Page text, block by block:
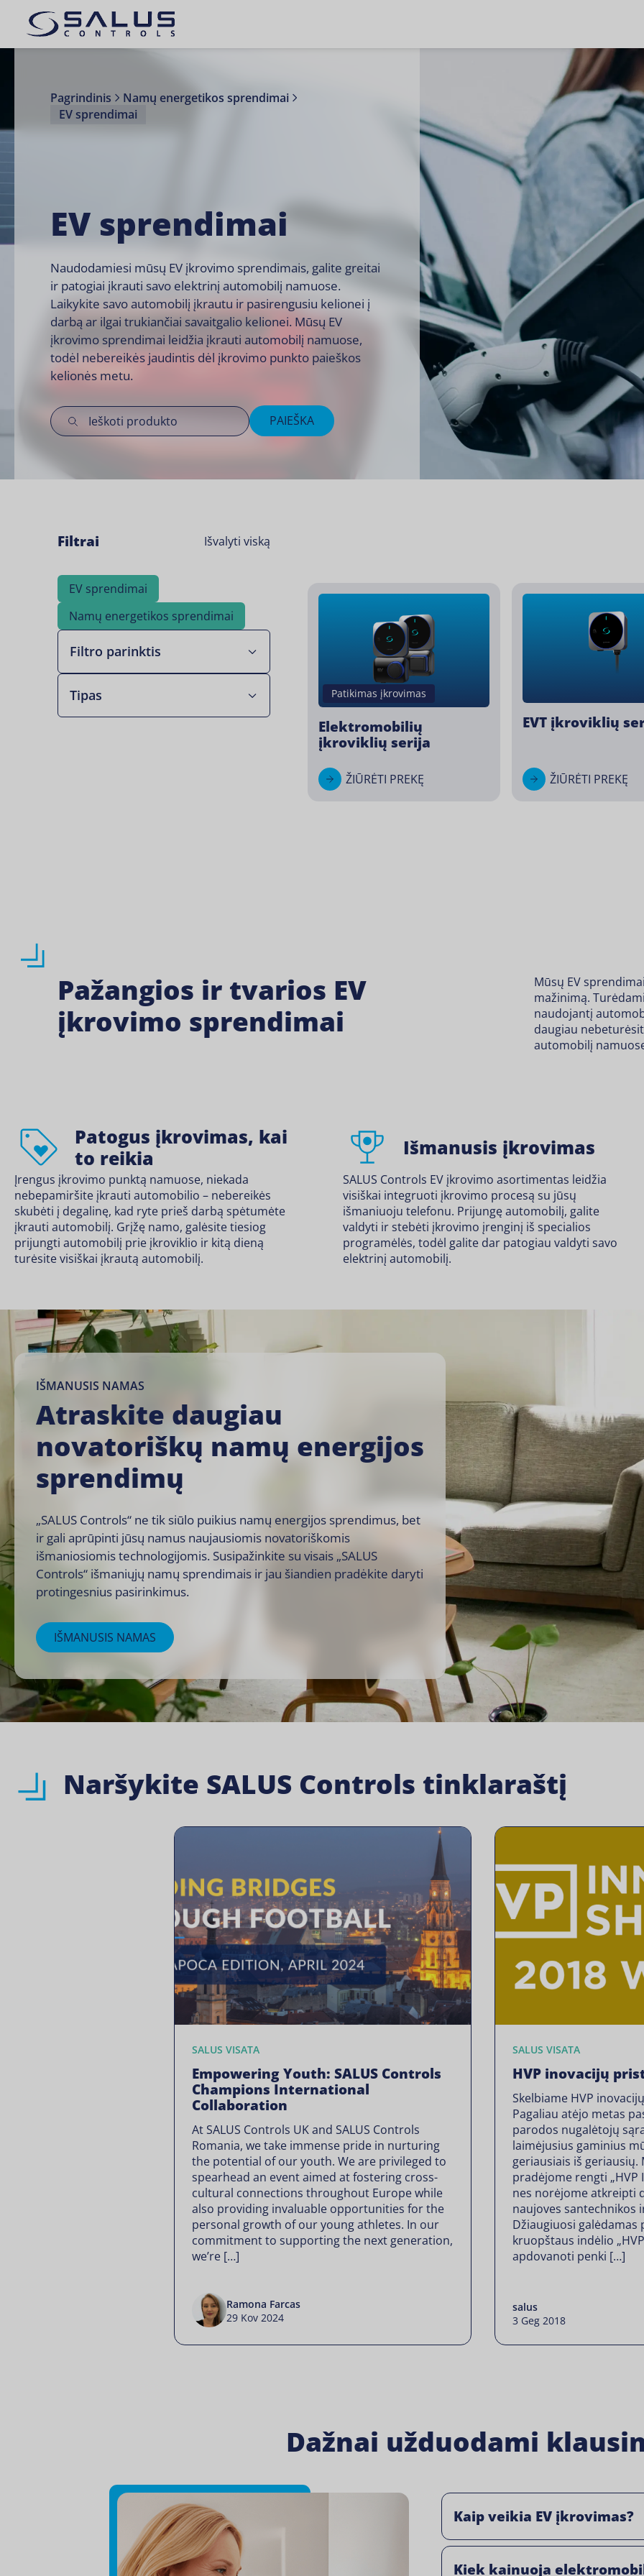
Pagrindinis
Namų energetikos sprendimai
EV sprendimai
EV sprendimai
Naudodamiesi mūsų EV įkrovimo sprendimais, galite greitai
ir patogiai įkrauti savo elektrinį automobilį namuose.
Laikykite savo automobilį įkrautu ir pasirengusiu kelionei į
darbą ar ilgai trukiančiai savaitgalio kelionei. Mūsų EV
įkrovimo sprendimai leidžia įkrauti automobilį namuose,
todėl nebereikės jaudintis dėl įkrovimo punkto paieškos
kelionės metu.
PAIEŠKA
Filtrai Išvalyti viską
EV sprendimai
Namų energetikos sprendimai
Filtro parinktis
Tipas Patikimas įkrovimas
Elektromobilių
įkroviklių serija
ŽIŪRĖTI PREKĘ
EVT įkroviklių
ŽIŪRĖTI PREKĘ
Pažangios ir tvarios EV
įkrovimo sprendimai
Mūsų EV
mažinimą.
naudojantį
daugiau
automobilį
Patogus įkrovimas, kai
to reikia
Įrengus įkrovimo punktą namuose, niekada
nebepamiršite įkrauti automobilio – nebereikės
skubėti į degalinę, kad ryte prieš darbą spėtumėte
įkrauti automobilį. Grįžę namo, galėsite tiesiog
prijungti automobilį prie įkroviklio ir kitą dieną
turėsite visiškai įkrautą automobilį.
Išmanusis įkrovimas
SALUS Controls EV įkrovimo asortimentas leidžia
visiškai integruoti įkrovimo procesą su jūsų
išmaniuoju telefonu. Prijungę automobilį, galite
valdyti ir stebėti įkrovimo įrenginį iš specialios
programėlės, todėl galite dar patogiau valdyti savo
elektrinį automobilį.
IŠMANUSIS NAMAS
Atraskite daugiau
novatoriškų namų energijos
sprendimų
„SALUS Controls“ ne tik siūlo puikius namų energijos sprendimus, bet
ir gali aprūpinti jūsų namus naujausiomis novatoriškomis
išmaniosiomis technologijomis. Susipažinkite su visais „SALUS
Controls“ išmaniųjų namų sprendimais ir jau šiandien pradėkite daryti
protingesnius pasirinkimus.
IŠMANUSIS NAMAS
Naršykite SALUS Controls tinklaraštį
SALUS VISATA
Empowering Youth: SALUS Controls
Champions International
Collaboration
At SALUS Controls UK and SALUS Controls
Romania, we take immense pride in nurturing
the potential of our youth. We are privileged to
spearhead an event aimed at fostering cross-
cultural connections throughout Europe while
also providing invaluable opportunities for the
personal growth of our young athletes. In our
commitment to supporting the next generation,
we’re […]
Ramona Farcas
29 Kov 2024
SALUS VISATA
HVP inovacijų
Skelbiame HVP
Pagaliau atėjo metas
parodos nugalėtojų
laimėjusius gaminius
geriausiais iš
pradėjome rengti „HVP
nes norėjome atkreipti
naujoves santechnikos
Džiaugiuosi galėdamas
kruopštaus indėlio
apdovanoti penki […]
salus
3 Geg 2018
Dažnai užduodami
Kaip veikia EV įkrovimas?
Kiek kainuoja